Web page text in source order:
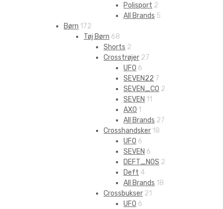
Polisport 2
All Brands 5
Børn 172
Tøj Børn 68
Shorts 2
Crosstrøjer 27
UFO 6
SEVEN22 7
SEVEN_CO 2
SEVEN 11
AXO 1
All Brands 27
Crosshandsker 18
UFO 6
SEVEN 6
DEFT_NOS 2
Deft 4
All Brands 18
Crossbukser 21
UFO 6